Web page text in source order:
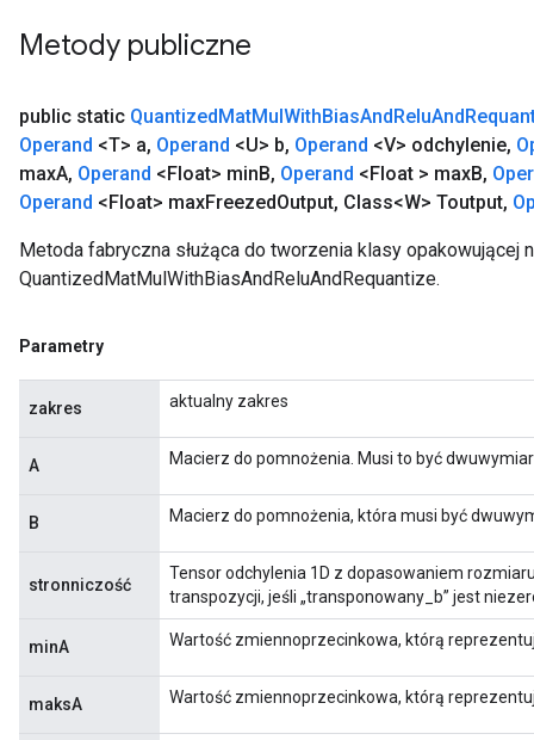
Metody publiczne
public static QuantizedMatMulWithBiasAndReluAnd
Operand <T> a, Operand <U> b, Operand <V> odchylenie,
maxA, Operand <Float> minB, Operand <Float > maxB,
Operand <Float> maxFreezedOutput, Class<W> Toutput,
Metoda fabryczna służąca do tworzenia klasy opakowującej
QuantizedMatMulWithBiasAndReluAndRequantize.
Parametry
zakres aktualny zakres
A Macierz do pomnożenia. Musi to być
B Macierz do pomnożenia, która musi być
stronniczość
Tensor odchylenia 1D z dopasowaniem
transpozycji, jeśli „transponowany_b” jest
minA Wartość zmiennoprzecinkowa, którą
maksA Wartość zmiennoprzecinkowa, którą